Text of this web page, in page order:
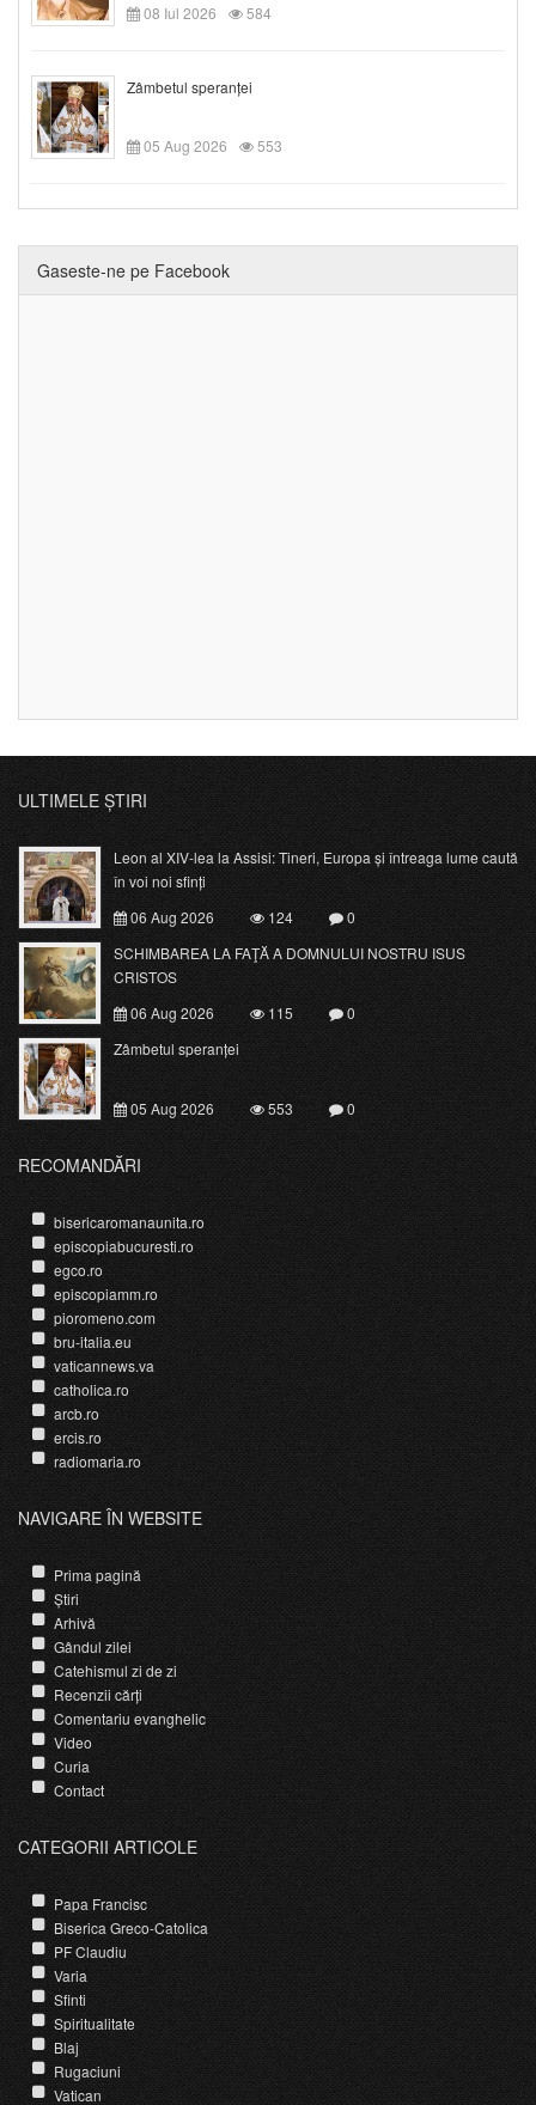
08 Iul 2026
584
Zâmbetul speranței
05 Aug 2026 553
Gaseste-ne pe Facebook
ULTIMELE ȘTIRI
Leon al XIV-lea la Assisi: Tineri, Europa și întreaga lume caută
în voi noi sfinți
06 Aug 2026
124
0
SCHIMBAREA LA FAŢĂ A DOMNULUI NOSTRU ISUS
CRISTOS
06 Aug 2026
115
0
Zâmbetul speranței
05 Aug 2026 553 0
RECOMANDĂRI
bisericaromanaunita.ro
episcopiabucuresti.ro
egco.ro
episcopiamm.ro
pioromeno.com
bru-italia.eu
vaticannews.va
catholica.ro
arcb.ro
ercis.ro
radiomaria.ro
NAVIGARE ÎN WEBSITE
Prima pagină
Știri
Arhivă
Gândul zilei
Catehismul zi de zi
Recenzii cărți
Comentariu evanghelic
Video
Curia
Contact
CATEGORII ARTICOLE
Papa Francisc
Biserica Greco-Catolica
PF Claudiu
Varia
Sfinti
Spiritualitate
Blaj
Rugaciuni
Vatican